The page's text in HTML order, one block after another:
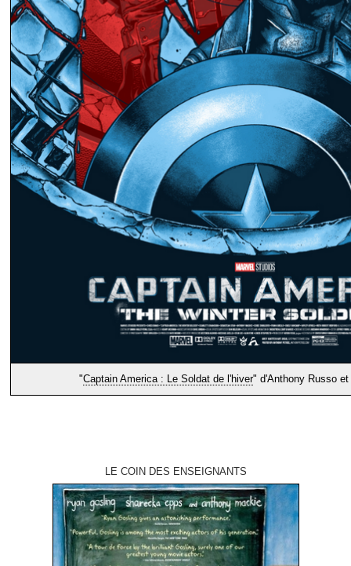
"Captain America : Le Soldat de l'hiver" d'Anthony Russo
LE COIN DES ENSEIGNANTS